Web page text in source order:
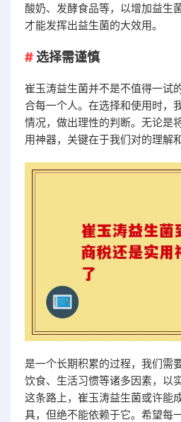
酸奶、发酵食品等，以增加益生
才能发挥出益生菌的大效用。
选择需谨慎
崔玉涛益生菌并不是不值得一试
合每一个人。在选择和使用时，
情况，做出理性的判断。无论是
用神器，关键在于我们对的理解
是一个长期积累的过程，我们需
饮食、生活习惯等诸多因素，以
这条路上，崔玉涛益生菌或许能
具，但绝不能依赖于它。希望每